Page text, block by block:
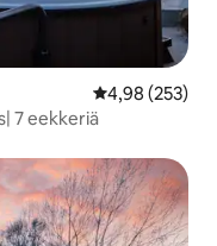
4,98 (253)
7 eekkeriä